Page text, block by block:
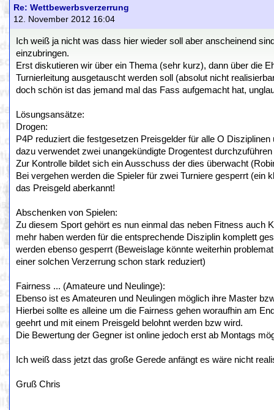
Re: Wettbewerbsverzerrung
12. November 2012 16:04
Ich weiß ja nicht was dass hier wieder soll aber anscheinend
einzubringen.
Erst diskutieren wir über ein Thema (sehr kurz), dann über die
Turnierleitung ausgetauscht werden soll (absolut nicht
doch schön ist das jemand mal das Fass aufgemacht hat,
Lösungsansätze:
Drogen:
P4P reduziert die festgesetzen Preisgelder für alle O
dazu verwendet zwei unangekündigte Drogentest
Zur Kontrolle bildet sich ein Ausschuss der dies überwacht
Bei vergehen werden die Spieler für zwei Turniere gesperrt
das Preisgeld aberkannt!
Abschenken von Spielen:
Zu diesem Sport gehört es nun einmal das neben Fitness auch
mehr haben werden für die entsprechende Disziplin komplett
werden ebenso gesperrt (Beweislage könnte weiterhin
einer solchen Verzerrung schon stark reduziert)
Fairness ... (Amateure und Neulinge):
Ebenso ist es Amateuren und Neulingen möglich ihre Master
Hierbei sollte es alleine um die Fairness gehen woraufhin am
geehrt und mit einem Preisgeld belohnt werden bzw wird.
Die Bewertung der Gegner ist online jedoch erst ab Montags
Ich weiß dass jetzt das große Gerede anfängt es wäre nicht
Gruß Chris